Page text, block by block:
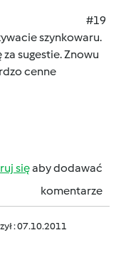
#19
szynkowaru.
sugestie. Znowu
cenne
sięaby dodawać
komentarze
: 07.10.2011